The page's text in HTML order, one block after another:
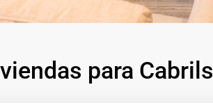
para Cabrils